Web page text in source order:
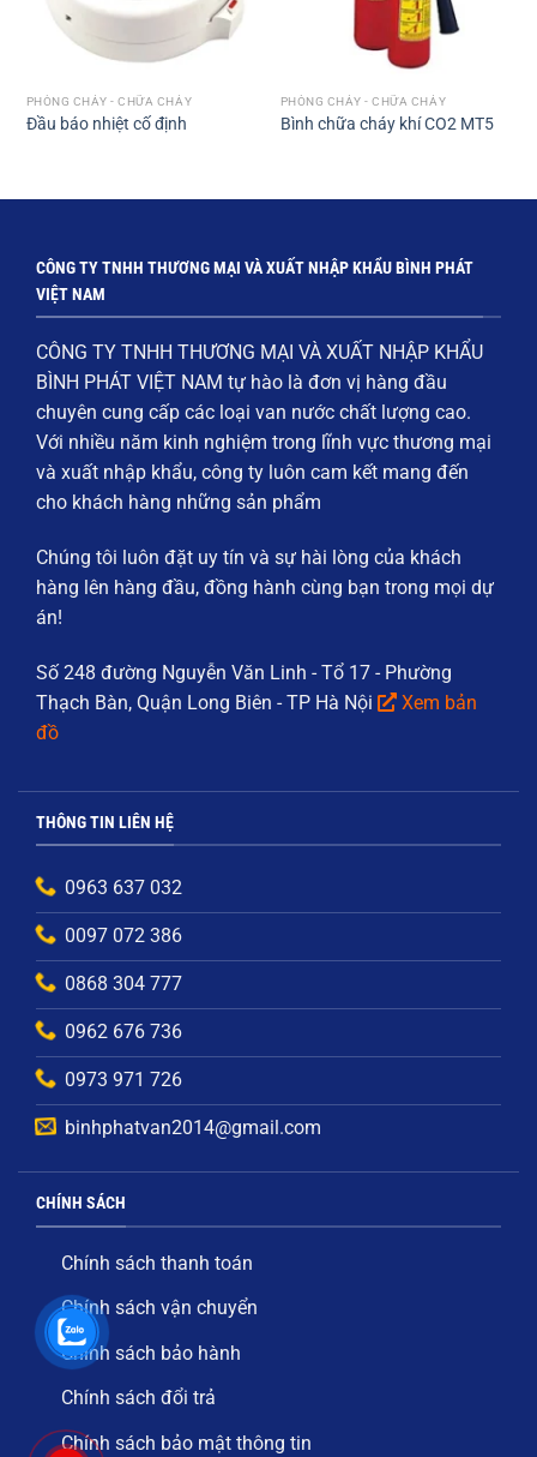
PHÒNG CHÁY - CHỮA CHÁY
Đầu báo nhiệt cố định
PHÒNG CHÁY - CHỮA CHÁY
Bình chữa cháy khí CO2 MT5
CÔNG TY TNHH THƯƠNG MẠI VÀ XUẤT NHẬP KHẨU BÌNH PHÁT
VIỆT NAM
CÔNG TY TNHH THƯƠNG MẠI VÀ XUẤT NHẬP KHẨU
BÌNH PHÁT VIỆT NAM tự hào là đơn vị hàng đầu
chuyên cung cấp các loại van nước chất lượng cao.
Với nhiều năm kinh nghiệm trong lĩnh vực thương mại
và xuất nhập khẩu, công ty luôn cam kết mang đến
cho khách hàng những sản phẩm
Chúng tôi luôn đặt uy tín và sự hài lòng của khách
hàng lên hàng đầu, đồng hành cùng bạn trong mọi dự
án!
Số 248 đường Nguyễn Văn Linh - Tổ 17 - Phường
Thạch Bàn, Quận Long Biên - TP Hà Nội
Xem bản
đồ
THÔNG TIN LIÊN HỆ
0963 637 032
0097 072 386
0868 304 777
0962 676 736
0973 971 726
binhphatvan2014@gmail.com
CHÍNH SÁCH
Chính sách thanh toán
Chính sách vận chuyển
Chính sách bảo hành
Chính sách đổi trả
Chính sách bảo mật thông tin